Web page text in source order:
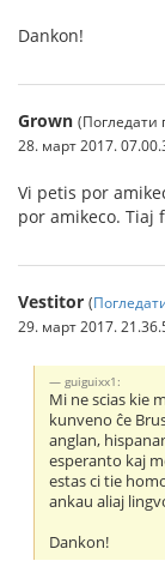
Dankon!
Grown (Погледати
28. март 2017.
Vi petis por
por amikeco. Tiaj
Vestitor (
29. март 2017.
guiguixx1:
Mi ne scias kie
kunveno ĉe
anglan,
esperanto kaj
estas ci tie
ankau aliaj
Dankon!